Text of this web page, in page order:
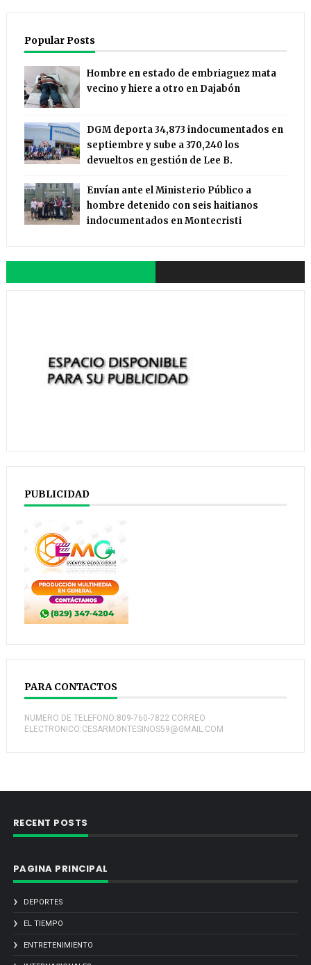
Popular Posts
Hombre en estado de embriaguez mata
vecino y hiere a otro en Dajabón
DGM deporta 34,873 indocumentados en
septiembre y sube a 370,240 los
devueltos en gestión de Lee B.
Envían ante el Ministerio Público a
hombre detenido con seis haitianos
indocumentados en Montecristi
PUBLICIDAD
PARA CONTACTOS
NUMERO DE TELEFONO:809-760-7822 CORREO
ELECTRONICO:CESARMONTESINOS59@GMAIL.COM
RECENT POSTS
PAGINA PRINCIPAL
DEPORTES
EL TIEMPO
ENTRETENIMIENTO